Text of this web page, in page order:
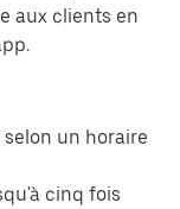
aux clients en
un horaire
cinq fois